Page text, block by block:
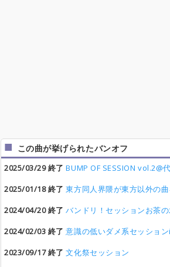
この曲が挙げられたバンオフ
2025/03/29 終了 BUMP OF SESSION vol.2@
2025/01/18 終了 東方同人界隈が東方以外の
2024/04/20 終了 バンドリ！セッションお茶
2024/02/03 終了 意識の低いダメ系セッショ
2023/09/17 終了 文化祭セッション